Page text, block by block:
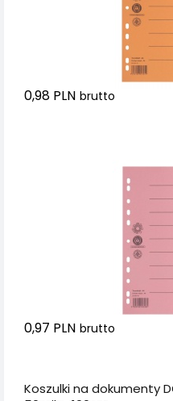
0,98 PLN brutto
0,97 PLN brutto
Koszulki na dokumenty